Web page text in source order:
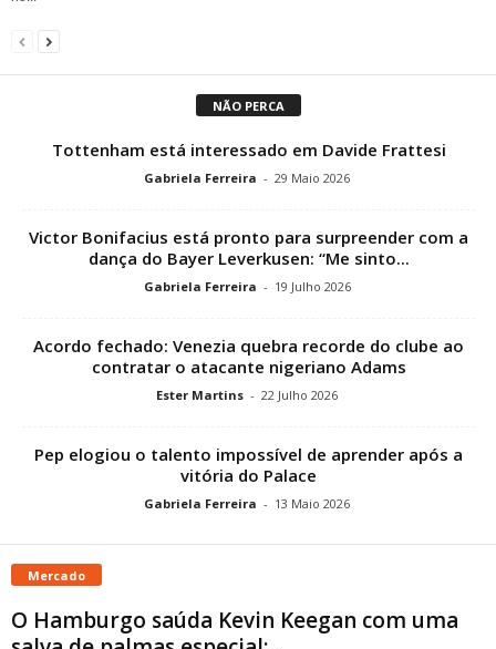
NÃO PERCA
Tottenham está interessado em Davide Frattesi
Gabriela Ferreira - 29 Maio 2026
Victor Bonifacius está pronto para surpreender com a
dança do Bayer Leverkusen: “Me sinto...
Gabriela Ferreira - 19 Julho 2026
Acordo fechado: Venezia quebra recorde do clube ao
contratar o atacante nigeriano Adams
Ester Martins - 22 Julho 2026
Pep elogiou o talento impossível de aprender após a
vitória do Palace
Gabriela Ferreira - 13 Maio 2026
Mercado
O Hamburgo saúda Kevin Keegan com uma